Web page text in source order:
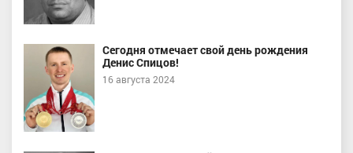
Сегодня отмечает свой день рождения
Денис Спицов!
16 августа 2024